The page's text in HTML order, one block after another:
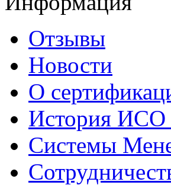
Отзывы
Новости
О
История ИСО
Системы